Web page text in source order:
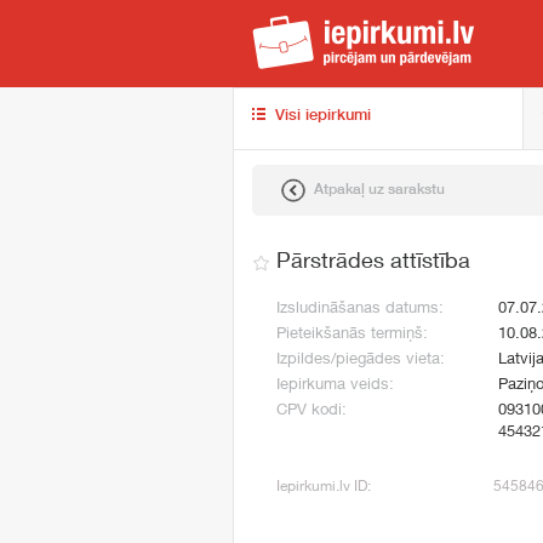
Visi iepirkumi
Atpakaļ uz sarakstu
Pārstrādes attīstība
Izsludināšanas datums:
Pieteikšanās termiņš:
Izpildes/piegādes vieta:
Iepirkuma veids:
CPV kodi:
Iepirkumi.lv ID: